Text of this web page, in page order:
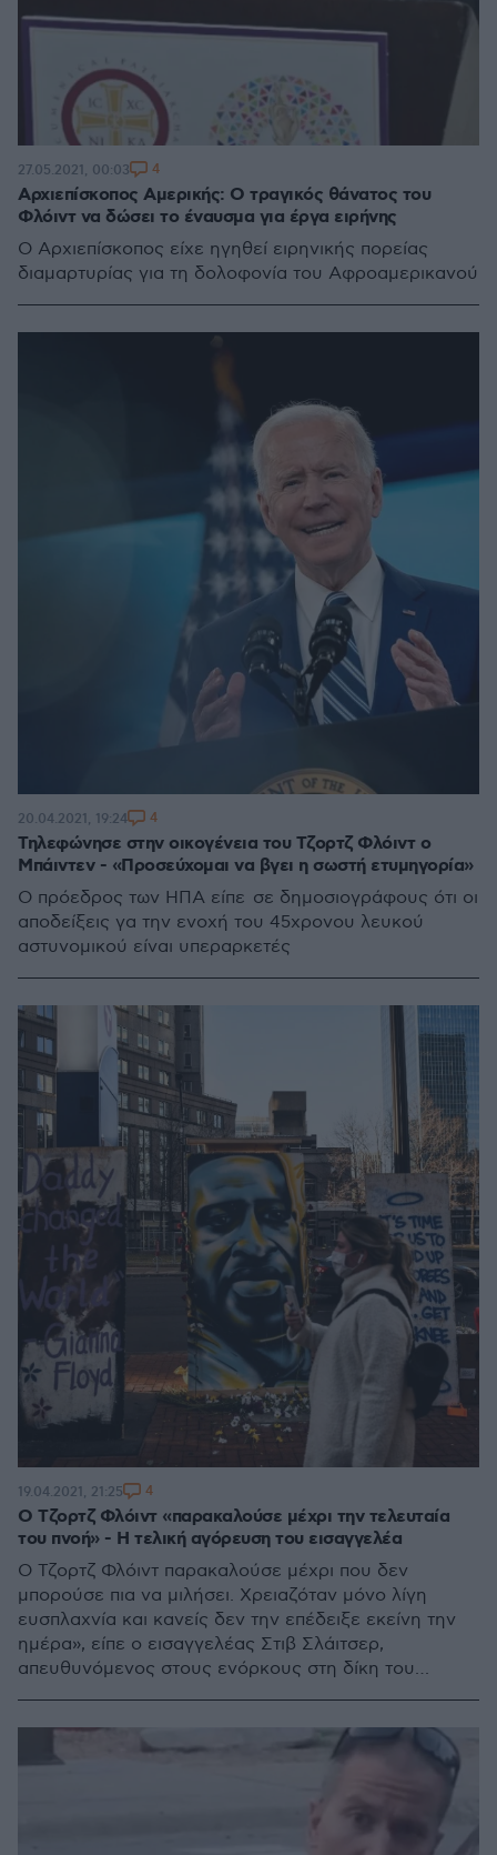
Αρχιεπίσκοπος Αμερικής: Ο τραγικός θάνατος του
Φλόιντ να δώσει το έναυσμα για έργα ειρήνης
Ο Αρχιεπίσκοπος είχε ηγηθεί ειρηνικής πορείας
διαμαρτυρίας για τη δολοφονία του Αφροαμερικανού
27.05.2021, 00:03 4
Τηλεφώνησε στην οικογένεια του Τζορτζ Φλόιντ ο
Μπάιντεν - «Προσεύχομαι να βγει η σωστή ετυμηγορία»
Ο πρόεδρος των ΗΠΑ είπε σε δημοσιογράφους ότι οι
αποδείξεις γα την ενοχή του 45χρονου λευκού
αστυνομικού είναι υπεραρκετές
20.04.2021, 19:24 4
Ο Τζορτζ Φλόιντ «παρακαλούσε μέχρι την τελευταία
του πνοή» - Η τελική αγόρευση του εισαγγελέα
Ο Τζορτζ Φλόιντ παρακαλούσε μέχρι που δεν
μπορούσε πια να μιλήσει. Χρειαζόταν μόνο λίγη
ευσπλαχνία και κανείς δεν την επέδειξε εκείνη την
ημέρα», είπε ο εισαγγελέας Στιβ Σλάιτσερ,
απευθυνόμενος στους ενόρκους στη δίκη του
19.04.2021, 21:25 4